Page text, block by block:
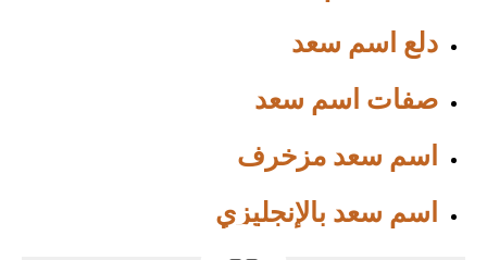
دلع اسم سعد
صفات اسم سعد
اسم سعد مزخرف
اسم سعد بالإنجليزي